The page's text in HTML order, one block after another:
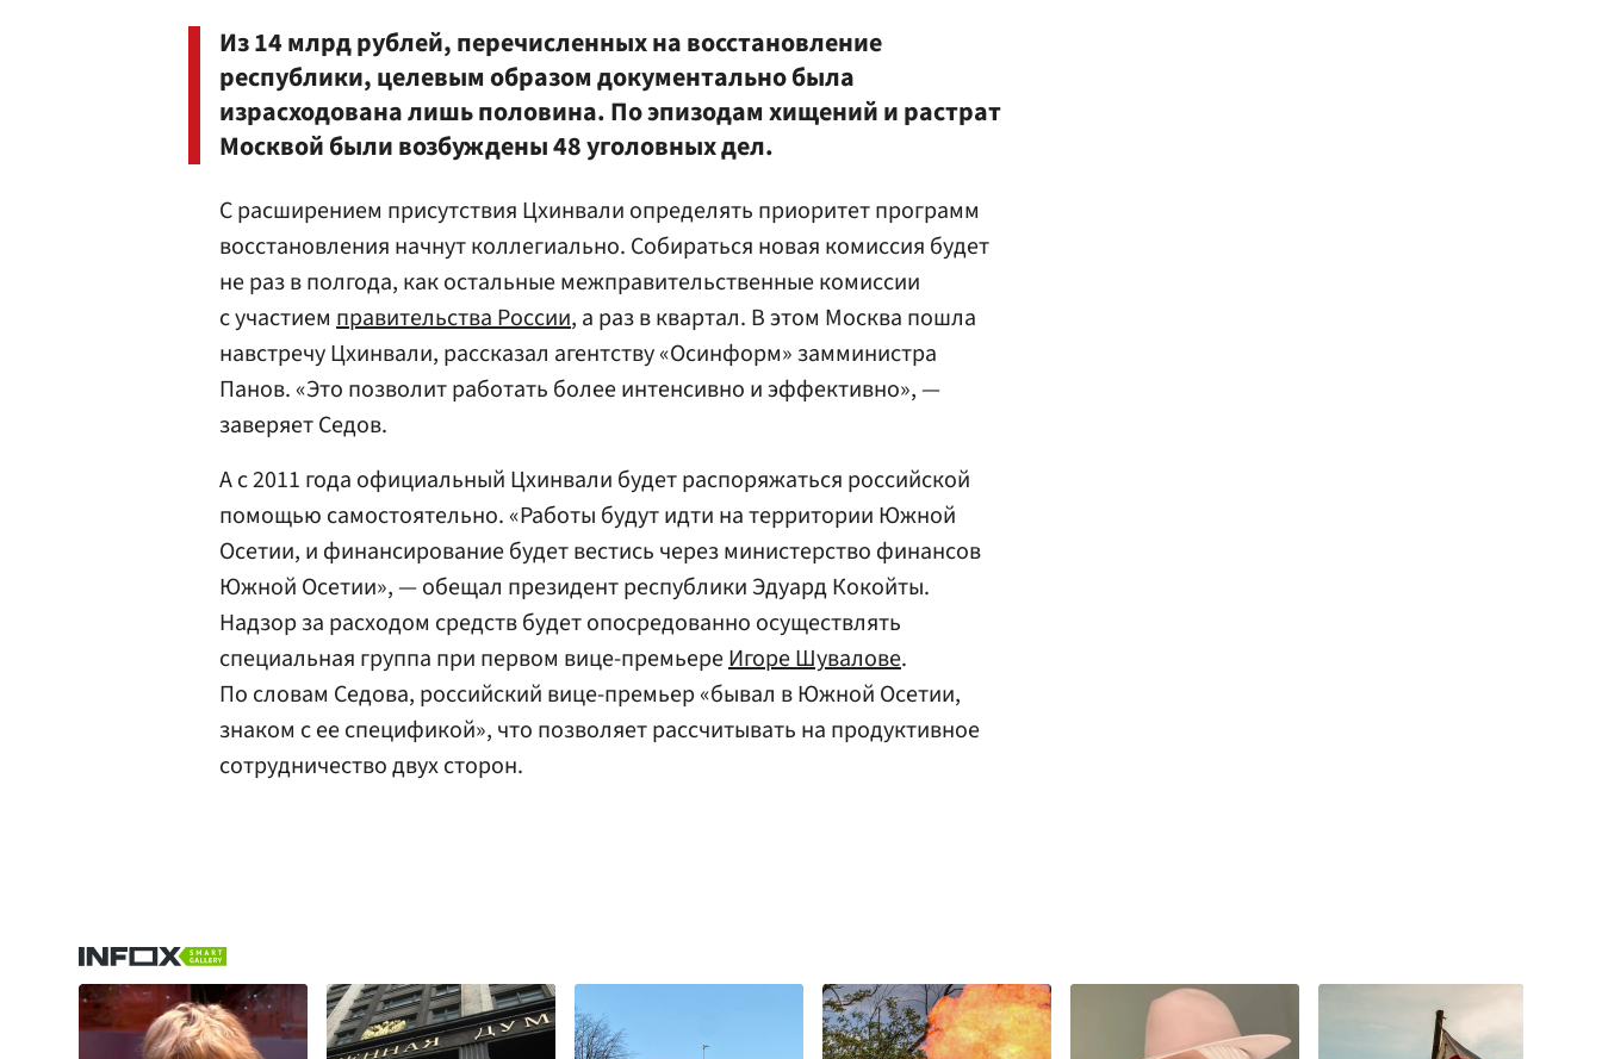
Из 14 млрд рублей, перечисленных на восстановление
республики, целевым образом документально была
израсходована лишь половина. По эпизодам хищений и растрат
Москвой были возбуждены 48 уголовных дел.
С расширением присутствия Цхинвали определять приоритет программ
восстановления начнут коллегиально. Собираться новая комиссия будет
не раз в полгода, как остальные межправительственные комиссии
с участием правительства России, а раз в квартал. В этом Москва пошла
навстречу Цхинвали, рассказал агентству «Осинформ» замминистра
Панов. «Это позволит работать более интенсивно и эффективно», —
заверяет Седов.
А с 2011 года официальный Цхинвали будет распоряжаться российской
помощью самостоятельно. «Работы будут идти на территории Южной
Осетии, и финансирование будет вестись через министерство финансов
Южной Осетии», — обещал президент республики Эдуард Кокойты.
Надзор за расходом средств будет опосредованно осуществлять
специальная группа при первом вице-премьереИгоре Шувалове.
По словам Седова, российский вице-премьер «бывал в Южной Осетии,
знаком с ее спецификой», что позволяет рассчитывать на продуктивное
сотрудничество двух сторон.